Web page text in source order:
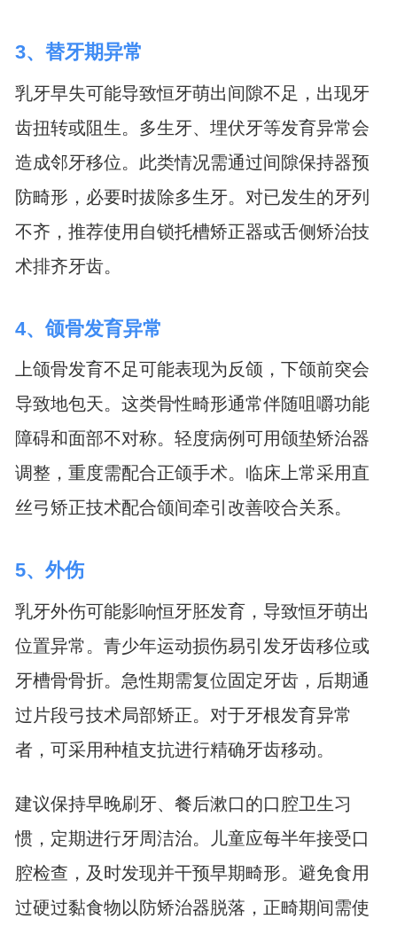
3、替牙期异常
乳牙早失可能导致恒牙萌出间隙不足，出现牙
齿扭转或阻生。多生牙、埋伏牙等发育异常会
造成邻牙移位。此类情况需通过间隙保持器预
防畸形，必要时拔除多生牙。对已发生的牙列
不齐，推荐使用自锁托槽矫正器或舌侧矫治技
术排齐牙齿。
4、颌骨发育异常
上颌骨发育不足可能表现为反颌，下颌前突会
导致地包天。这类骨性畸形通常伴随咀嚼功能
障碍和面部不对称。轻度病例可用颌垫矫治器
调整，重度需配合正颌手术。临床上常采用直
丝弓矫正技术配合颌间牵引改善咬合关系。
5、外伤
乳牙外伤可能影响恒牙胚发育，导致恒牙萌出
位置异常。青少年运动损伤易引发牙齿移位或
牙槽骨骨折。急性期需复位固定牙齿，后期通
过片段弓技术局部矫正。对于牙根发育异常
者，可采用种植支抗进行精确牙齿移动。
建议保持早晚刷牙、餐后漱口的口腔卫生习
惯，定期进行牙周洁治。儿童应每半年接受口
腔检查，及时发现并干预早期畸形。避免食用
过硬过黏食物以防矫治器脱落，正畸期间需使